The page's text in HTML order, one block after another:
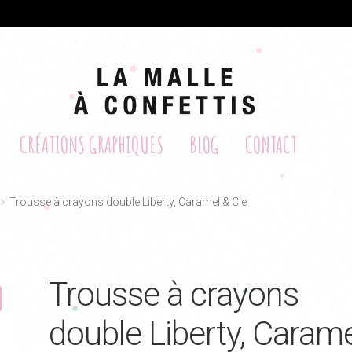
CRÉATIONS GRAPHIQUES BLOG CONTACT
Trousse à crayons double Liberty, Caramel & Cie
Trousse à crayons
double Liberty,